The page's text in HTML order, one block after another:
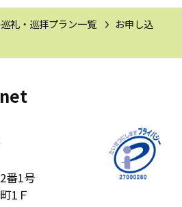
礼・巡拝プラン一覧
お申し込
番1号
1Ｆ